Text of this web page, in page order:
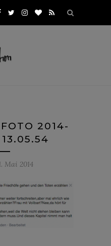
2014-
Mai 2014